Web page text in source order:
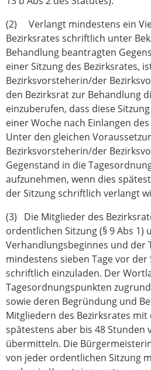
(2) Verlangt mindestens ein
Bezirksrates schriftlich unter
Behandlung beantragten
einer Sitzung des Bezirksrates,
Bezirksvorsteherin/der
den Bezirksrat zur Behandlung
einzuberufen, dass diese
einer Woche nach Einlangen
Unter den gleichen
Bezirksvorsteherin/der
Gegenstand in die
aufzunehmen, wenn dies
der Sitzung schriftlich verlangt
(3) Die Mitglieder des
ordentlichen Sitzung (§ 9 Abs 1)
Verhandlungsbeginnes und der
mindestens sieben Tage vor der
schriftlich einzuladen. Der
Tagesordnungspunkten
sowie deren Begründung und
Mitgliedern des Bezirksrates mit
spätestens aber bis 48 Stunden
übermitteln. Die
von jeder ordentlichen Sitzung